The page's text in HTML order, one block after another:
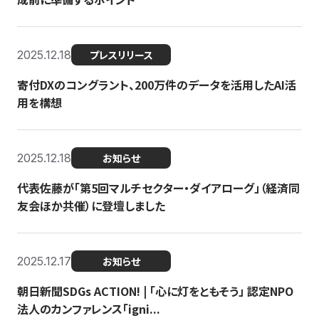
2025.12.18 プレスリリース
寄付DXのコングラント、200万件のデータを活用したAI活
用を構想
2025.12.18 お知らせ
代表佐藤が「第5回マルチセクター・ダイアローグ」（経済同
友会ほか共催）に登壇しました
2025.12.17 お知らせ
朝日新聞SDGs ACTION! | 「心に灯をともそう」 認定NPO
法人のカンファレンス「igni...